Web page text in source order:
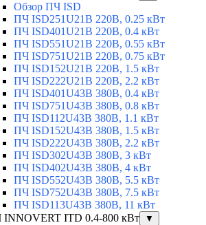
Обзор ПЧ ISD
ПЧ ISD251U21B 220В, 0.25 кВт
ПЧ ISD401U21B 220В, 0.4 кВт
ПЧ ISD551U21B 220В, 0.55 кВт
ПЧ ISD751U21B 220В, 0.75 кВт
ПЧ ISD152U21B 220В, 1.5 кВт
ПЧ ISD222U21B 220В, 2.2 кВт
ПЧ ISD401U43B 380В, 0.4 кВт
ПЧ ISD751U43B 380В, 0.8 кВт
ПЧ ISD112U43B 380В, 1.1 кВт
ПЧ ISD152U43B 380В, 1.5 кВт
ПЧ ISD222U43B 380В, 2.2 кВт
ПЧ ISD302U43B 380В, 3 кВт
ПЧ ISD402U43B 380В, 4 кВт
ПЧ ISD552U43B 380В, 5.5 кВт
ПЧ ISD752U43B 380В, 7.5 кВт
ПЧ ISD113U43B 380В, 11 кВт
ITD 0.4-800 кВт
▼